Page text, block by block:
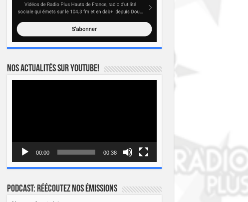
Nos actualités sur YOUTUBE!
00:00 00:38
Podcast: Réécoutez nos émissions